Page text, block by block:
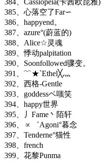
384、Cassiopeia(卡茜欧琵雅)
385、心落空了Far∽
386、happyend。
387、azure°(蔚蓝的)
388、Alice☆灵魂
389、悸动palpitation
390、Soonfollowed骤变。
391、﹌★`Ethel╳灬
392、西格-Gentle
393、goddessベ嗤笑
394、happy世界
395、丿Fame丶陌轩
396、∝゛Agoni°暮念
397、Tenderne°猫性
398、french
399、花黎Punma